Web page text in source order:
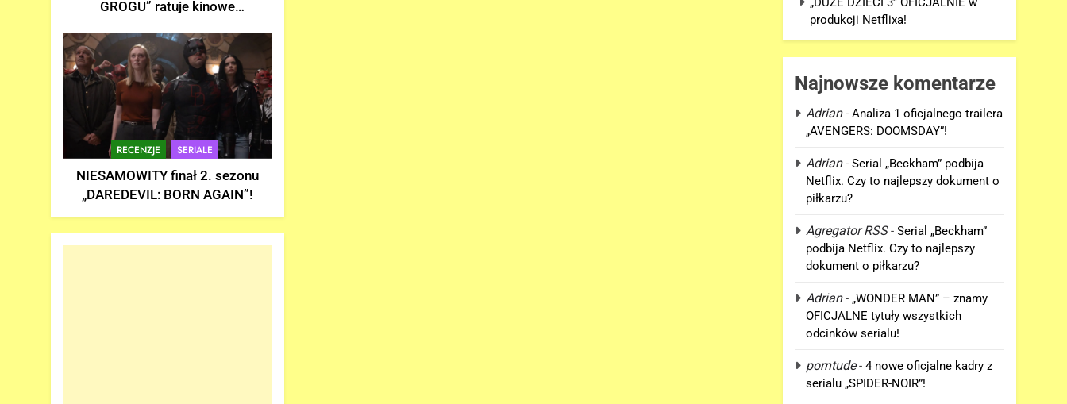
GROGU” ratuje kinowe
Recenzja
RECENZJE SERIALE
NIESAMOWITY finał 2. sezonu
„DAREDEVIL: BORN AGAIN”!
produkcji Netflixa!
Najnowsze komentarze
Adrian-Analiza 1 oficjalnego trailera
„AVENGERS: DOOMSDAY”!
Adrian-Serial „Beckham” podbija
Netflix. Czy to najlepszy dokument o
piłkarzu?
Agregator RSS-Serial „Beckham”
podbija Netflix. Czy to najlepszy
dokument o piłkarzu?
Adrian- „WONDER MAN” – znamy
OFICJALNE tytuły wszystkich
odcinków serialu!
porntude-4 nowe oficjalne kadry z
serialu „SPIDER-NOIR”!